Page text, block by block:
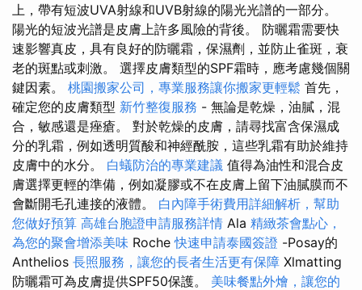
上，帶有短波UVA射線和UVB射線的陽光光譜的一部分。
陽光的短波光譜是皮膚上許多風險的背後。 防曬霜需要快
速影響真皮，具有良好的防曬霜，保濕劑，並防止雀斑，衰
老的斑點或刺激。 選擇皮膚類型的SPF霜時，應考慮幾個關
鍵因素。 桃園搬家公司，專業服務讓你搬家更輕鬆 首先，
確定您的皮膚類型 新竹整復服務 - 無論是乾燥，油膩，混
合，敏感還是痤瘡。 對於乾燥的皮膚，請尋找富含保濕成
分的乳霜，例如透明質酸和神經酰胺，這些乳霜有助於維持
皮膚中的水分。 白蟻防治的專業建議 值得為油性和混合皮
膚選擇更輕的準備，例如凝膠或不在皮膚上留下油膩膜而不
會斷開毛孔連接的液體。 白內障手術費用詳細解析，幫助
您做好預算 高雄台胞證申請服務詳情 Ala 精緻茶會點心，
為您的聚會增添美味 Roche快速申請泰國簽證 -Posay的
Anthelios 長照服務，讓您的長者生活更有保障 Xlmatting
防曬霜可為皮膚提供SPF50保護。 美味餐點外燴，讓您的